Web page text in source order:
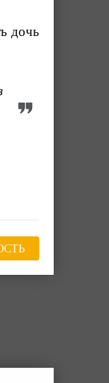
дочь